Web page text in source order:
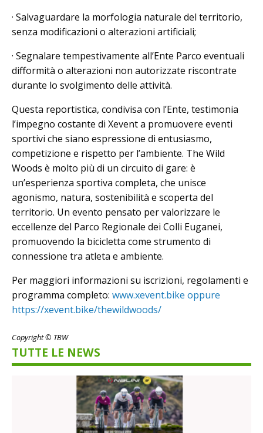
· Salvaguardare la morfologia naturale del territorio,
senza modificazioni o alterazioni artificiali;
· Segnalare tempestivamente all’Ente Parco eventuali
difformità o alterazioni non autorizzate riscontrate
durante lo svolgimento delle attività.
Questa reportistica, condivisa con l’Ente, testimonia
l’impegno costante di Xevent a promuovere eventi
sportivi che siano espressione di entusiasmo,
competizione e rispetto per l’ambiente. The Wild
Woods è molto più di un circuito di gare: è
un’esperienza sportiva completa, che unisce
agonismo, natura, sostenibilità e scoperta del
territorio. Un evento pensato per valorizzare le
eccellenze del Parco Regionale dei Colli Euganei,
promuovendo la bicicletta come strumento di
connessione tra atleta e ambiente.
Per maggiori informazioni su iscrizioni, regolamenti e
programma completo: www.xevent.bike oppure
https://xevent.bike/thewildwoods/
Copyright © TBW
TUTTE LE NEWS